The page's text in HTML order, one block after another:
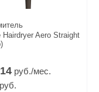
Hairdryer Aero Straight
14 руб./мес.
руб.